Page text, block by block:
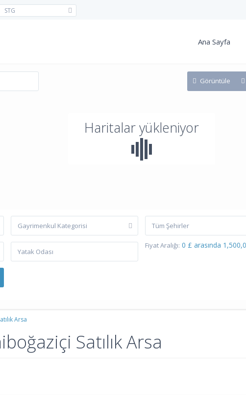
STG
Ana Sayfa
Haritalar yükleniyor
Görüntüle
Gayrimenkul Kategorisi Tüm Şehirler
Fiyat Aralığı: 0 £ arasında
Arsa
Satılık Arsa